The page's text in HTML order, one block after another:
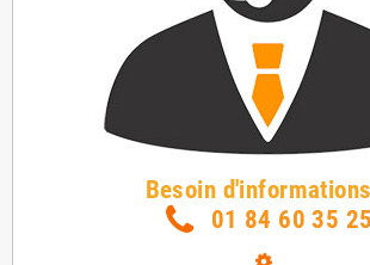
Besoin
01 84 60 35 25